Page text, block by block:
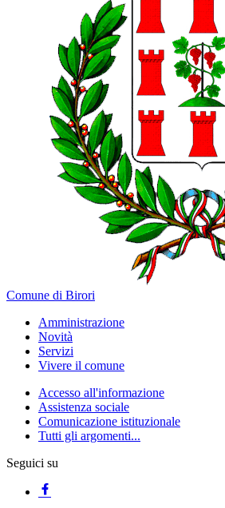
Comune di Birori
Amministrazione
Novità
Servizi
Vivere il comune
Accesso all'informazione
Assistenza sociale
Comunicazione istituzionale
Tutti gli argomenti...
Seguici su